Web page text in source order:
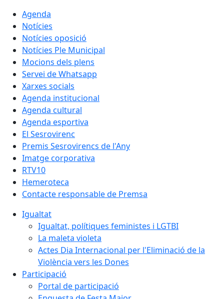
Agenda
Notícies
Notícies oposició
Notícies Ple Municipal
Mocions dels plens
Servei de Whatsapp
Xarxes socials
Agenda institucional
Agenda cultural
Agenda esportiva
El Sesrovirenc
Premis Sesrovirencs de l'Any
Imatge corporativa
RTV10
Hemeroteca
Contacte responsable de Premsa
Igualtat
Igualtat, polítiques feministes i LGTBI
La maleta violeta
Actes Dia Internacional per l'Eliminació de la
Violència vers les Dones
Participació
Portal de participació